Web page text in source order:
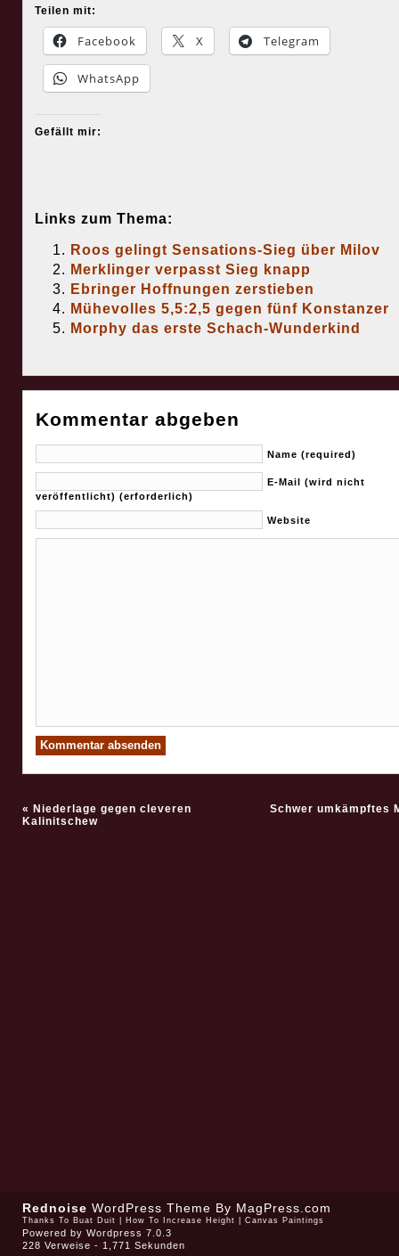
Teilen mit:
Facebook X Telegram
WhatsApp
Gefällt mir:
Links zum Thema:
Roos gelingt Sensations-Sieg über Milov
Merklinger verpasst Sieg knapp
Ebringer Hoffnungen zerstieben
Mühevolles 5,5:2,5 gegen fünf Konstanzer
Morphy das erste Schach-Wunderkind
Kommentar abgeben
Name (required)
E-Mail (wird nicht
veröffentlicht) (erforderlich)
Website
« Niederlage gegen cleveren
Kalinitschew
Schwer umkämpftes
Rednoise WordPress Theme By MagPress.com
Thanks To Buat Duit How To Increase Height Canvas Paintings
Powered by Wordpress 7.0.3
228 Verweise - 1,771 Sekunden